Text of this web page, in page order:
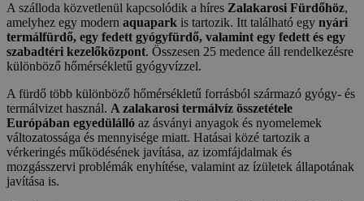
A szálloda közvetlenül kapcsolódik a híres Zalakarosi Fürdőhöz,
amelyhez egy modern aquapark is tartozik. Itt található egy nyári
termálfürdő, egy fedett gyógyfürdő, valamint egy fedett és egy
szabadtéri kezelőközpont. Összesen 25 medence áll rendelkezésre
különböző hőmérsékletű gyógyvízzel.
A fürdő több különböző hőmérsékletű forrásból származó gyógy- és
termálvizet használ. A zalakarosi termálvíz összetétele
Európában egyedülálló az ásványi anyagok és nyomelemek
változatossága és mennyisége miatt. Hatásai közé tartozik a
vérkeringés működésének javítása, az izomfájdalmak és
mozgásszervi problémák enyhítése, valamint az ízületek állapotának
javítása is.